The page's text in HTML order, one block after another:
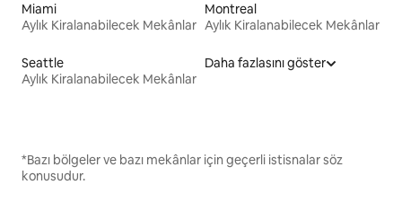
Miami
Aylık Kiralanabilecek Mekânlar
Montreal
Aylık Kiralanabilecek Mekânlar
Seattle
Aylık Kiralanabilecek Mekânlar
Daha fazlasını göster
*Bazı bölgeler ve bazı mekânlar için geçerli istisnalar söz
konusudur.